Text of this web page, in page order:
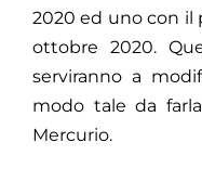
2020 ed uno con il
ottobre 2020.
serviranno a
modo tale da
Mercurio.